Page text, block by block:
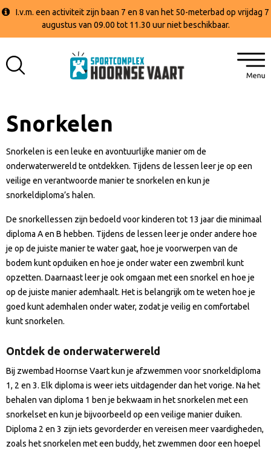
I.v.m. een activiteit zijn baan 7 en 8 van het 50-meterbad op vrijdag 7
augustus van 09.00 tot 11.30 uur niet beschikbaar.
Snorkelen
Snorkelen is een leuke en avontuurlijke manier om de
onderwaterwereld te ontdekken. Tijdens de lessen leer je op een
veilige en verantwoorde manier te snorkelen en kun je
snorkeldiploma’s halen.
De snorkellessen zijn bedoeld voor kinderen tot 13 jaar die minimaal
diploma A en B hebben. Tijdens de lessen leer je onder andere hoe
je op de juiste manier te water gaat, hoe je voorwerpen van de
bodem kunt opduiken en hoe je onder water een zwembril kunt
opzetten. Daarnaast leer je ook omgaan met een snorkel en hoe je
op de juiste manier ademhaalt. Het is belangrijk om te weten hoe je
goed kunt ademhalen onder water, zodat je veilig en comfortabel
kunt snorkelen.
Ontdek de onderwaterwereld
Bij zwembad Hoornse Vaart kun je afzwemmen voor snorkeldiploma
1, 2 en 3. Elk diploma is weer iets uitdagender dan het vorige. Na het
behalen van diploma 1 ben je bekwaam in het snorkelen met een
snorkelset en kun je bijvoorbeeld op een veilige manier duiken.
Diploma 2 en 3 zijn iets gevorderder en vereisen meer vaardigheden,
zoals het snorkelen met een buddy, het zwemmen door een hoepel